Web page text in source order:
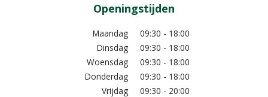
Openingstijden
Maandag
09:30 - 18:00
Dinsdag
09:30 - 18:00
Woensdag
09:30 - 18:00
Donderdag
09:30 - 18:00
Vrijdag
09:30 - 20:00